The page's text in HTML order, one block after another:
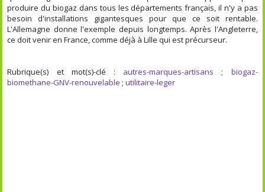
produire du biogaz dans tous les départements français, il n'y a pas
besoin d'installations gigantesques pour que ce soit rentable.
L'Allemagne donne l'exemple depuis longtemps. Après l'Angleterre,
ce doit venir en France, comme déjà à Lille qui est précurseur.
Rubrique(s) et mot(s)-clé : autres-marques-artisans ; biogaz-
biomethane-GNV-renouvelable ;utilitaire-leger